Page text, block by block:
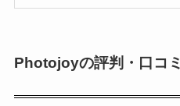
Photojoyの評判・口コミ